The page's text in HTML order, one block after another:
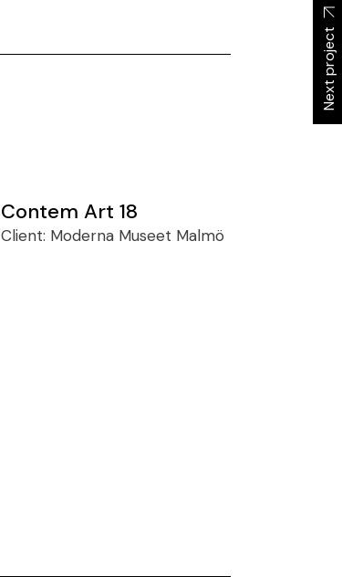
Next project
Contem Art 18
Client: Moderna Museet Malmö